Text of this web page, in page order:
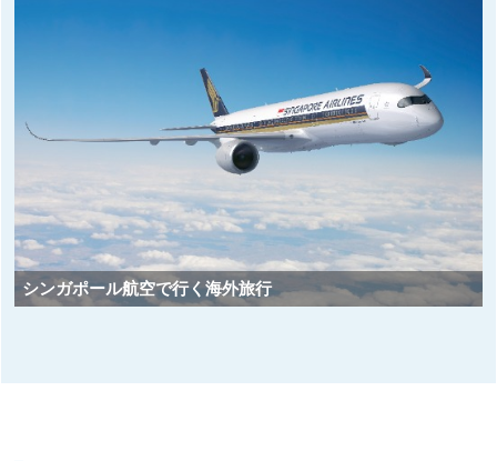
シンガポール航空で行く海外旅行